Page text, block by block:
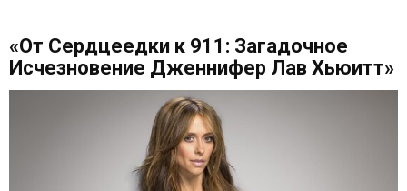
«От Сердцеедки к 911: Загадочное
Исчезновение Дженнифер Лав Хьюитт»